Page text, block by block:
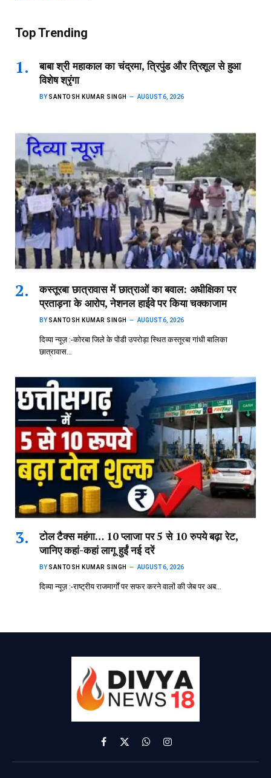
Top Trending
बाबा श्री महाकाल का चंद्रमा, त्रिपुंड और त्रिशूल से हुआ
विशेष श्रृंगा
BY SANTOSH KUMAR SINGH AUGUST 6, 2026
कस्तूरबा छात्रावास में छात्राओं का बवाल: अधीक्षिका पर
प्रताड़ना के आरोप, नेशनल हाईवे पर किया चक्काजाम
BY SANTOSH KUMAR SINGH AUGUST 6, 2026
दिव्या न्यूज़ :-कोरबा जिले के पोंडी उपरोड़ा स्थित कस्तूरबा गांधी बालिका
छात्रावास…
टोल टैक्स महंगा… 10 प्लाजा पर 5 से 10 रुपये बढ़ा रेट,
जानिए कहां-कहां लागू हुईं नई दरें
BY SANTOSH KUMAR SINGH AUGUST 6, 2026
दिव्या न्यूज़ :-राष्ट्रीय राजमार्गों पर सफर करने वालों की जेब पर अब…
Facebook
X
(Twitter)
WhatsAppInstagram